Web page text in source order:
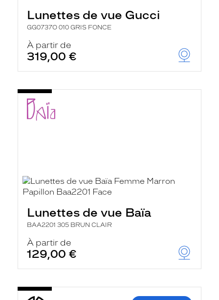
Lunettes de vue Gucci
GG0737O 010 GRIS FONCE
À partir de
319,00 €
Lunettes de vue Baïa
BAA2201 305 BRUN CLAIR
À partir de
129,00 €